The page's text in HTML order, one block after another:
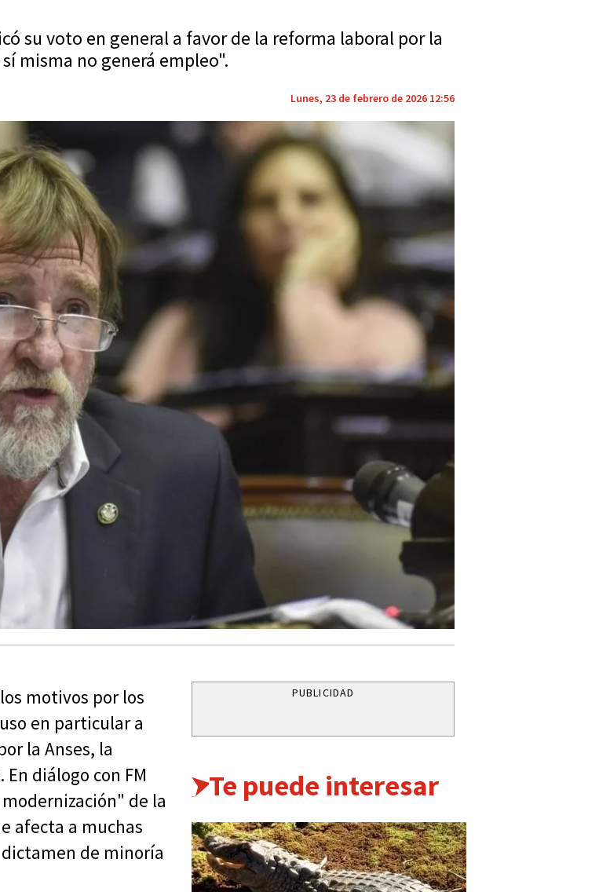
su voto en general a favor de la reforma laboral por la
misma no generá empleo".
Lunes, 23 de febrero de 2026 12:56
motivos por los
en particular a
la Anses, la
diálogo con FM
de la
afecta a muchas
de minoría
PUBLICIDAD
Te puede interesar